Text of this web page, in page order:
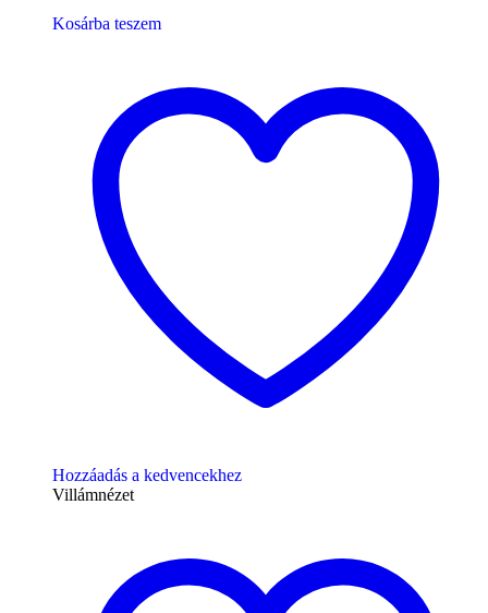
Kosárba teszem
Hozzáadás a kedvencekhez
Villámnézet